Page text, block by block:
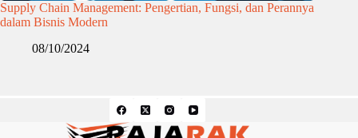
Supply Chain Management: Pengertian, Fungsi, dan Perannya
dalam Bisnis Modern
08/10/2024